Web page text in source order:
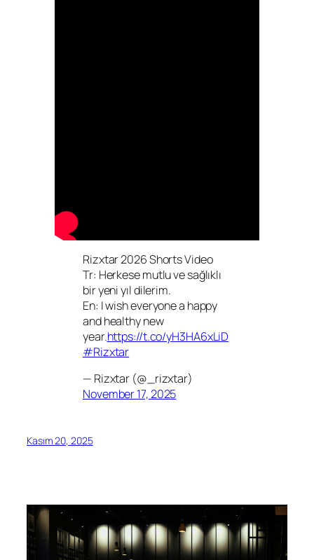
Rizxtar 2026 Shorts Video
Tr: Herkese mutlu ve sağlıklı
bir yeni yıl dilerim.
En: I wish everyone a happy
and healthy new
year.https://t.co/yH3HA6xLiD
#Rizxtar
— Rizxtar (@_rizxtar)
November 17, 2025
Kasım 20, 2025